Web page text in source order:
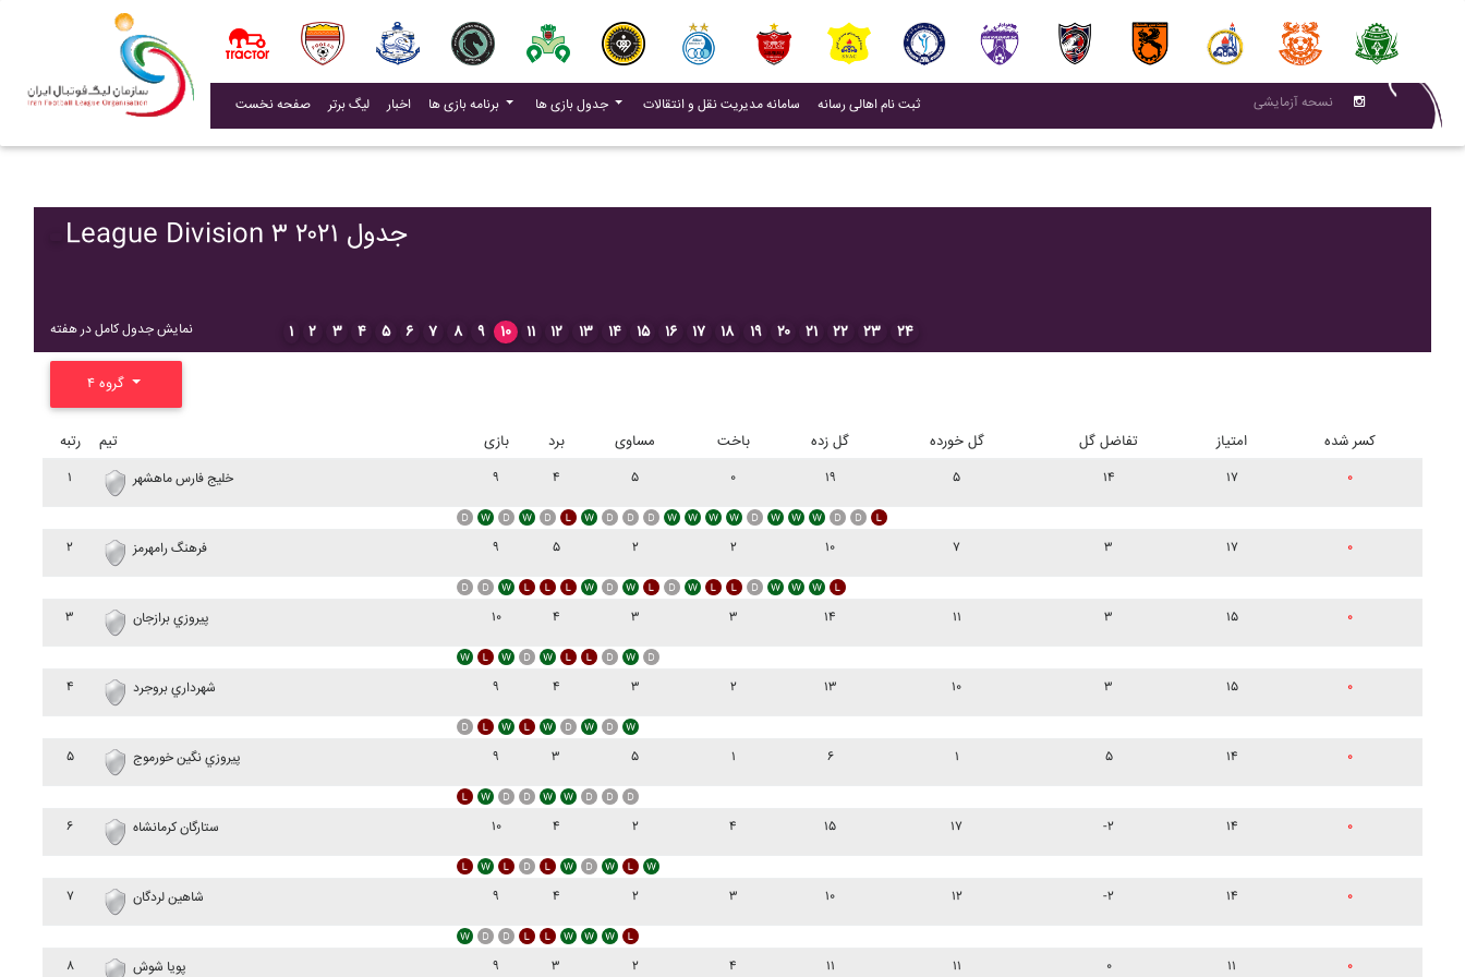
صفحه نخست لیگ برتر اخبار(current) برنامه بازی ها جدول بازی ها سامانه مدیریت نقل و انتقالات (current)
ثبت نام اهالی رسانه(current) نسحه آزمایشی
League Division ۳ ۲۰۲۱ جدول
نمایش جدول کامل در هفته ۱ ۲ ۳ ۴ ۵ ۶ ۷ ۸ ۹ ۱۰ ۱۱ ۱۲ ۱۳ ۱۴ ۱۵ ۱۶ ۱۷ ۱۸ ۱۹ ۲۰ ۲۱ ۲۲ ۲۳ ۲۴
رتبه تیم بازی برد مساوی باخت گل زده گل خورده تفاضل گل امتیاز کسر شده
۱ خليج فارس ماهشهر ۹ ۴ ۵ ۰ ۱۹ ۵ ۱۴ ۱۷ ۰
۲ فرهنگ رامهرمز ۹ ۵ ۲ ۲ ۱۰ ۷ ۳ ۱۷ ۰
۳ پيروزي برازجان ۱۰ ۴ ۳ ۳ ۱۴ ۱۱ ۳ ۱۵ ۰
۴ شهرداري بروجرد ۹ ۴ ۳ ۲ ۱۳ ۱۰ ۳ ۱۵ ۰
۵ پيروزي نگين خورموج ۹ ۳ ۵ ۱ ۶ ۱ ۵ ۱۴ ۰
۶ ستارگان کرمانشاه ۱۰ ۴ ۲ ۴ ۱۵ ۱۷ -۲ ۱۴ ۰
۷ شاهين لردگان ۹ ۴ ۲ ۳ ۱۰ ۱۲ -۲ ۱۴ ۰
۸ پويا شوش ۹ ۳ ۲ ۴ ۱۱ ۱۱ ۰ ۱۱ ۰